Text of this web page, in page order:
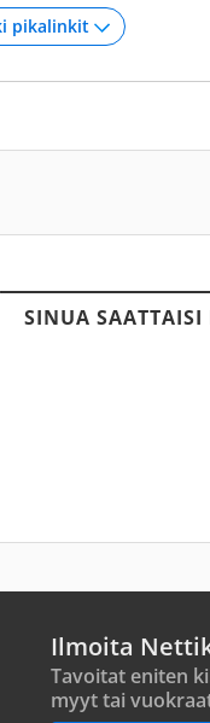
SINUA
Ilmoita
Tavoitat eniten
myyt tai